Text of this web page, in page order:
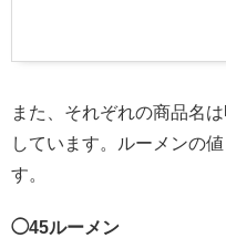
また、それぞれの商品名
しています。ルーメンの
す。
◯45ルーメン